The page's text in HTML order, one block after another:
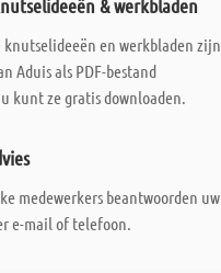
& werkbladen
knutselideeën en werkbladen zijn
Aduis als PDF-bestand
kunt ze gratis downloaden.
medewerkers beantwoorden uw
e-mail of telefoon.